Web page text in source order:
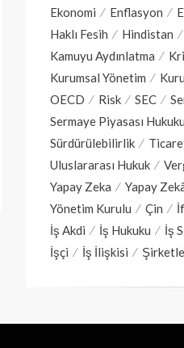
Ekonomi
Enflasyon
Haklı Fesih
Hindistan
Kamuyu Aydınlatma
Kurumsal Yönetim
OECD
Risk SEC
Sermaye Piyasası Hukuku
Sürdürülebilirlik
Uluslararası Hukuk
Yapay Zeka
Yapay
Yönetim Kurulu
Çin
İş Akdi
İş Hukuku İş
İşçi
İş İlişkisi